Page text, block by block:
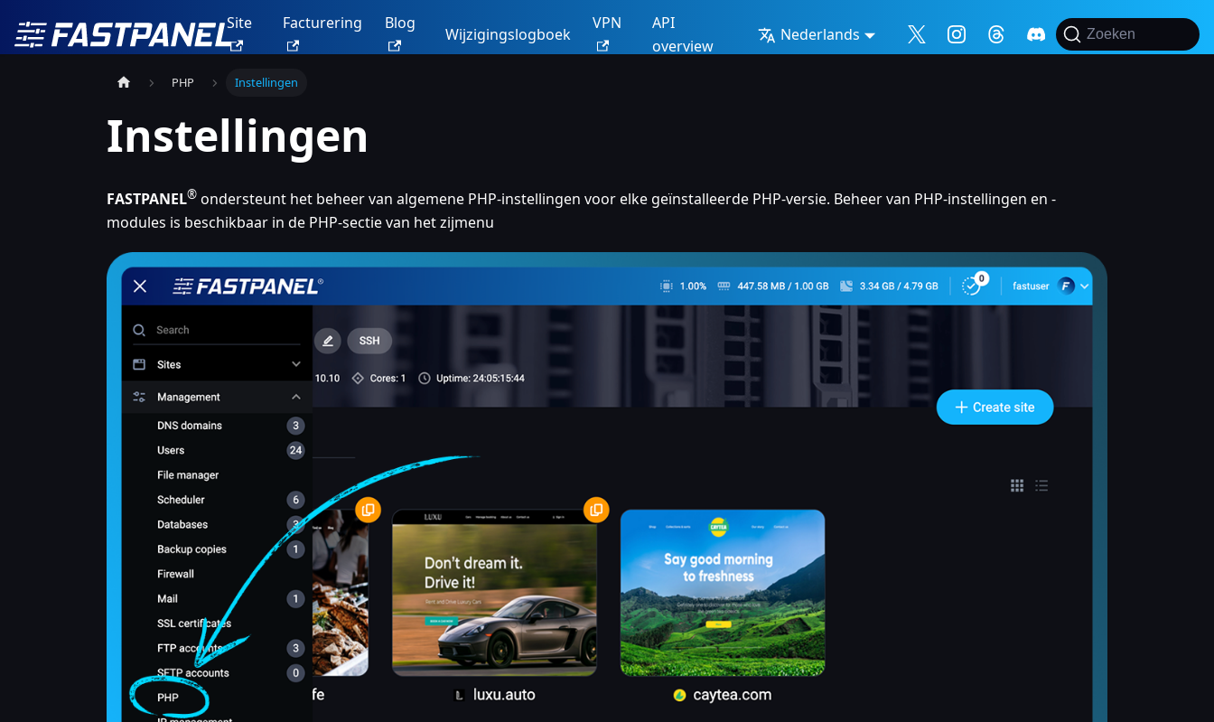
Site Facturering Blog
Wijzigingslogboek
VPN
API
overview
Nederlands Zoeken
PHP Instellingen
Instellingen
FASTPANEL® ondersteunt het beheer van algemene PHP-instellingen voor elke geïnstalleerde PHP-versie. Beheer van PHP-instellingen en -
modules is beschikbaar in de PHP-sectie van het zijmenu